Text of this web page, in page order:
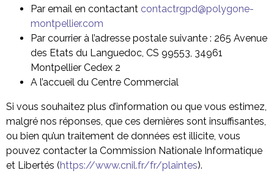
Par email en contactant contactrgpd@polygone-
montpellier.com
Par courrier à l’adresse postale suivante : 265 Avenue
des Etats du Languedoc, CS 99553, 34961
Montpellier Cedex 2
A l’accueil du Centre Commercial
Si vous souhaitez plus d’information ou que vous estimez,
malgré nos réponses, que ces dernières sont insuffisantes,
ou bien qu’un traitement de données est illicite, vous
pouvez contacter la Commission Nationale Informatique
et Libertés (https://www.cnil.fr/fr/plaintes).